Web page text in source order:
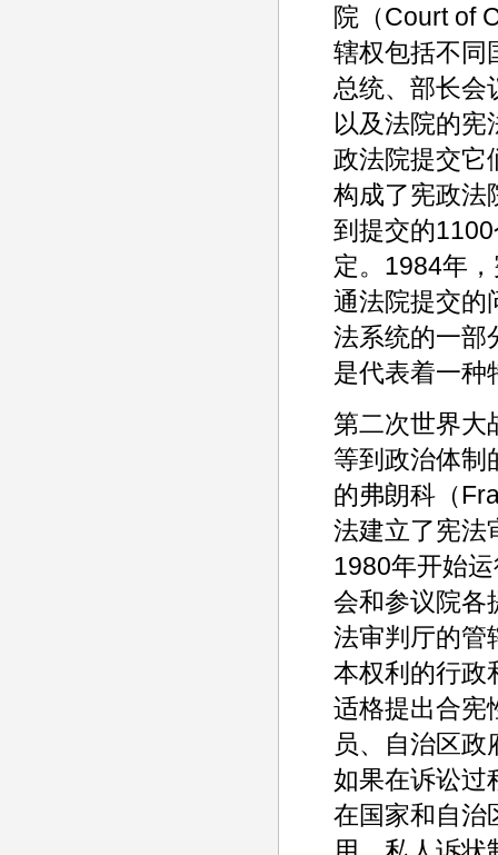
院（Court of
辖权包括不同
总统、部长会
以及法院的
政法院提交它
构成了宪政法
到提交的
定。1984年
通法院提交的
法系统的一部
是代表着一种
第二次世界大
等到政治体制
的弗朗科（
法建立了宪法
1980年开始
会和参议院各
法审判厅的管
本权利的行政
适格提出合宪
员、自治区
如果在诉讼过
在国家和自治